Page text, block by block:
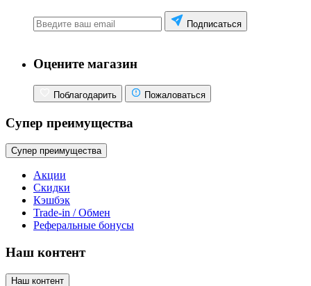
Подписаться
Оцените магазин
Поблагодарить Пожаловаться
Супер преимущества
Супер преимущества
Акции
Скидки
Кэшбэк
Trade-in / Обмен
Реферальные бонусы
Наш контент
Наш контент